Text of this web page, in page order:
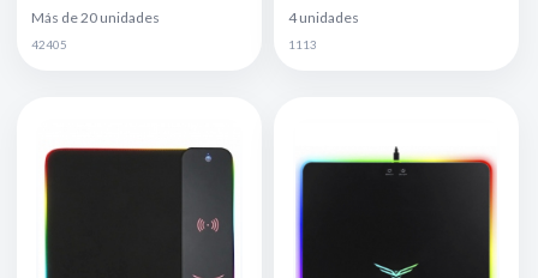
Más de 20 unidades
42405
4 unidades
1113